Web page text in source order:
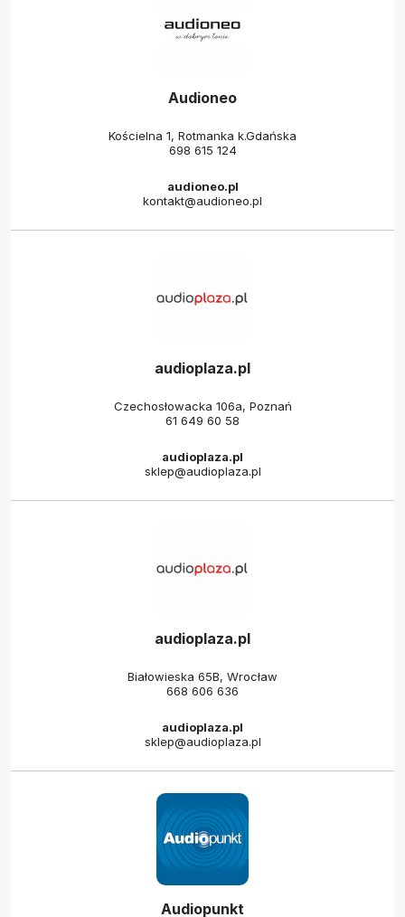
Audioneo
Kościelna 1, Rotmanka k.Gdańska
698 615 124
audioneo.pl
kontakt@audioneo.pl
audioplaza.pl
Czechosłowacka 106a, Poznań
61 649 60 58
audioplaza.pl
sklep@audioplaza.pl
audioplaza.pl
Białowieska 65B, Wrocław
668 606 636
audioplaza.pl
sklep@audioplaza.pl
Audiopunkt